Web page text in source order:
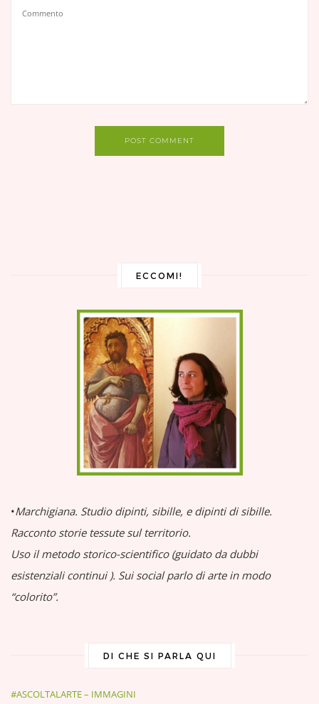
POST COMMENT
ECCOMI!
•Marchigiana. Studio dipinti, sibille, e dipinti di sibille.
Racconto storie tessute sul territorio.
Uso il metodo storico-scientifico (guidato da dubbi
esistenziali continui ). Sui social parlo di arte in modo
“colorito”.
DI CHE SI PARLA QUI
#ASCOLTALARTE – IMMAGINI